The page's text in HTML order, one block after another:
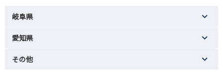
岐阜県
愛知県
その他